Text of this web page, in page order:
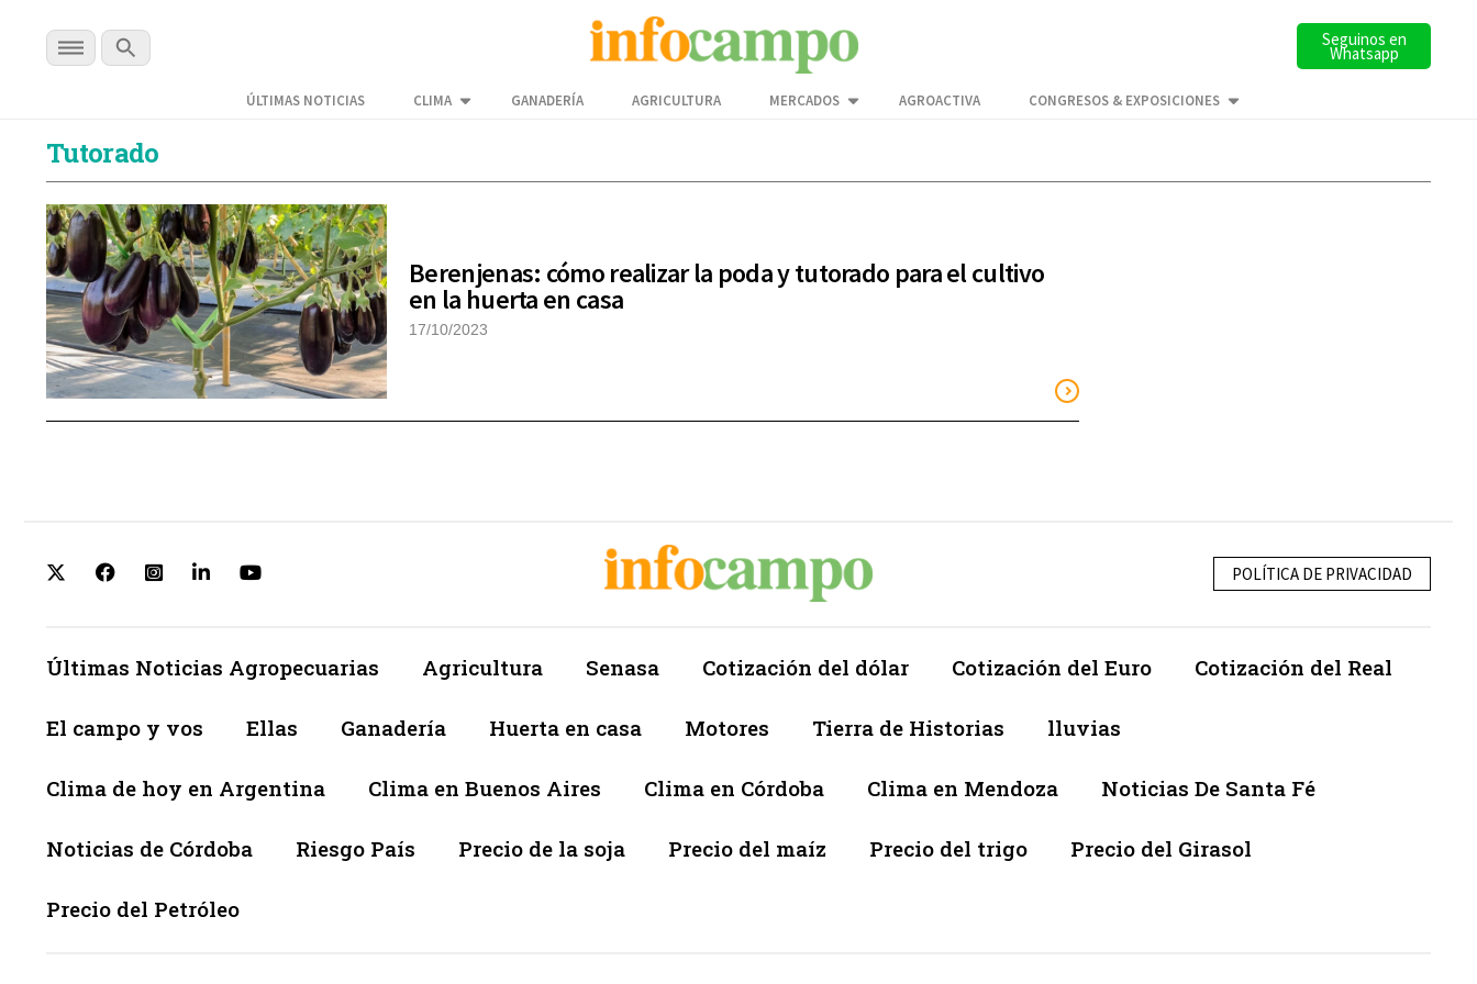
Seguinos en
Whatsapp
ÚLTIMAS NOTICIAS CLIMA GANADERÍA AGRICULTURA MERCADOS AGROACTIVA CONGRESOS & EXPOSICIONES
Tutorado
Berenjenas: cómo realizar la poda y tutorado para el cultivo
en la huerta en casa
17/10/2023
POLÍTICA DE PRIVACIDAD
Últimas Noticias Agropecuarias Agricultura Senasa Cotización del dólar Cotización del Euro Cotización del Real
El campo y vos Ellas Ganadería Huerta en casa Motores Tierra de Historias lluvias
Clima de hoy en Argentina Clima en Buenos Aires Clima en Córdoba Clima en Mendoza Noticias De Santa Fé
Noticias de Córdoba Riesgo País Precio de la soja Precio del maíz Precio del trigo Precio del Girasol
Precio del Petróleo